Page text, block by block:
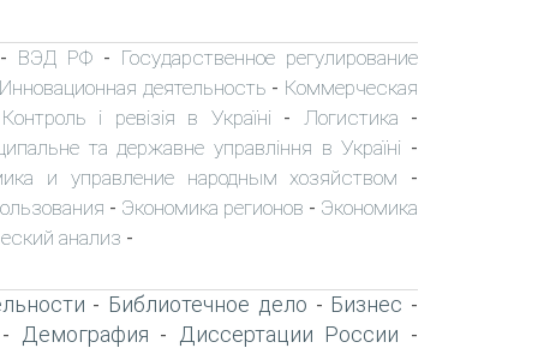
ВЭД РФ- Государственное регулирование
Инновационная деятельность - Коммерческая
Контроль і ревізія в Україні - Логистика -
та державне управління в Україні -
и управление народным хозяйством -
- Экономика регионов - Экономика
анализ -
- Библиотечное дело - Бизнес -
Демография - Диссертации России -